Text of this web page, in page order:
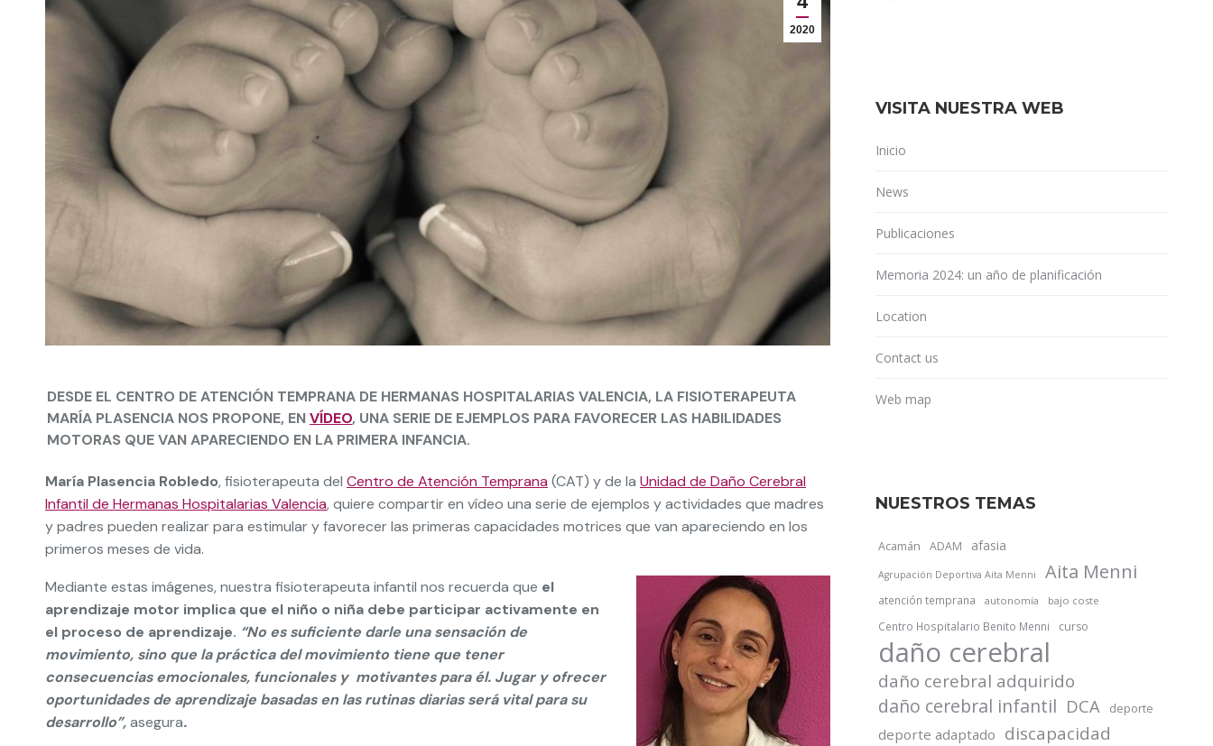
2020
DESDE EL CENTRO DE ATENCIÓN TEMPRANA DE HERMANAS HOSPITALARIAS VALENCIA, LA FISIOTERAPEUTA
MARÍA PLASENCIA NOS PROPONE, ENVÍDEO, UNA SERIE DE EJEMPLOS PARA FAVORECER LAS HABILIDADES
MOTORAS QUE VAN APARECIENDO EN LA PRIMERA INFANCIA.
María Plasencia Robledo, fisioterapeuta del Centro de Atención Temprana (CAT) y de la Unidad de Daño Cerebral
Infantil de Hermanas Hospitalarias Valencia, quiere compartir en vídeo una serie de ejemplos y actividades que madres
y padres pueden realizar para estimular y favorecer las primeras capacidades motrices que van apareciendo en los
primeros meses de vida.
Mediante estas imágenes, nuestra fisioterapeuta infantil nos recuerda que el
aprendizaje motor implica que el niño o niña debe participar activamente en
el proceso de aprendizaje. “No es suficiente darle una sensación de
movimiento, sino que la práctica del movimiento tiene que tener
consecuencias emocionales, funcionales y motivantes para él. Jugar y ofrecer
oportunidades de aprendizaje basadas en las rutinas diarias será vital para su
desarrollo”,asegura.
VISITA NUESTRA WEB
Inicio
News
Publicaciones
Memoria 2024: un año de planificación
Location
Contact us
Web map
NUESTROS TEMAS
Acamán ADAM afasia
Agrupación Deportiva Aita Menni Aita Menni
atención temprana autonomía bajo coste
Centro Hospitalario Benito Menni curso
daño cerebral
daño cerebral adquirido
daño cerebral infantil DCA deporte
deporte adaptado discapacidad